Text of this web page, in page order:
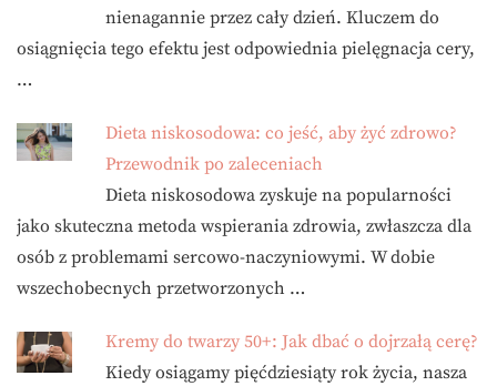
nienagannie przez cały dzień. Kluczem do
osiągnięcia tego efektu jest odpowiednia pielęgnacja cery,
…
Dieta niskosodowa: co jeść, aby żyć zdrowo?
Przewodnik po zaleceniach
Dieta niskosodowa zyskuje na popularności
jako skuteczna metoda wspierania zdrowia, zwłaszcza dla
osób z problemami sercowo-naczyniowymi. W dobie
wszechobecnych przetworzonych …
Kremy do twarzy 50+: Jak dbać o dojrzałą cerę?
Kiedy osiągamy pięćdziesiąty rok życia, nasza